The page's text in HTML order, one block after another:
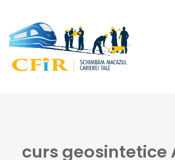
curs geosintetice